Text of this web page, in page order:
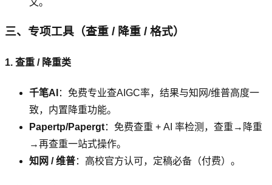
三、专项工具（查重 / 降重 / 格式）
1. 查重 / 降重类
千笔AI ：免费专业查AIGC率，结果与知网/维普高度一
致，内置降重功能。
Papertp/Papergt：免费查重 + AI 率检测，查重→降重
→再查重一站式操作。
知网 / 维普：高校官方认可，定稿必备（付费）。